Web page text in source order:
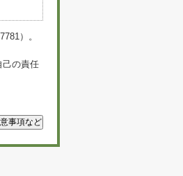
）。
己の責任